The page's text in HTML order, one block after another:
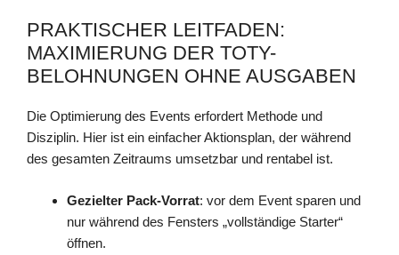
PRAKTISCHER LEITFADEN:
MAXIMIERUNG DER TOTY-
BELOHNUNGEN OHNE AUSGABEN
Die Optimierung des Events erfordert Methode und
Disziplin. Hier ist ein einfacher Aktionsplan, der während
des gesamten Zeitraums umsetzbar und rentabel ist.
Gezielter Pack-Vorrat: vor dem Event sparen und
nur während des Fensters „vollständige Starter“
öffnen.